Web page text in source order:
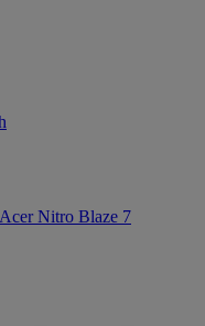
Acer Nitro Blaze 7